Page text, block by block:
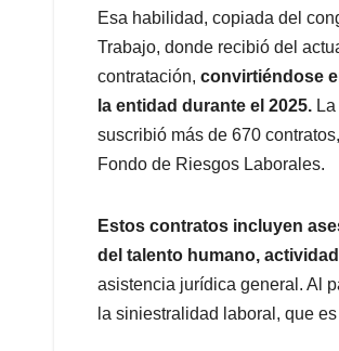
Esa habilidad, copiada del
Trabajo, donde recibió del
contratación, convirtiéndose
la entidad durante el 2025.
suscribió más de 670
Fondo de Riesgos Laborales.
Estos contratos incluyen
del talento humano,
asistencia jurídica general. Al
la siniestralidad laboral, que